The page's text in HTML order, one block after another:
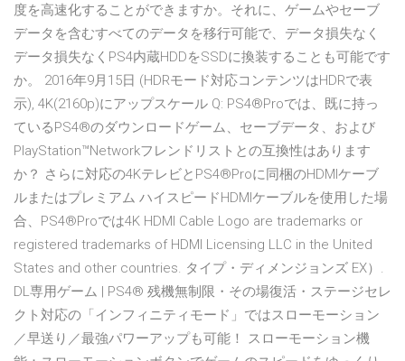
度を高速化することができますか。それに、ゲームやセーブ
データを含むすべてのデータを移行可能で、データ損失なく
データ損失なくPS4内蔵HDDをSSDに換装することも可能です
か。 2016年9月15日 (HDRモード対応コンテンツはHDRで表
示), 4K(2160p)にアップスケール Q: PS4®Proでは、既に持っ
ているPS4®のダウンロードゲーム、セーブデータ、および
PlayStation™Networkフレンドリストとの互換性はあります
か？ さらに対応の4KテレビとPS4®Proに同梱のHDMIケーブ
ルまたはプレミアム ハイスピードHDMIケーブルを使用した場
合、PS4®Proでは4K HDMI Cable Logo are trademarks or
registered trademarks of HDMI Licensing LLC in the United
States and other countries. タイプ・ディメンジョンズ EX）.
DL専用ゲーム | PS4® 残機無制限・その場復活・ステージセレ
クト対応の「インフィニティモード」ではスローモーション
／早送り／最強パワーアップも可能！ スローモーション機